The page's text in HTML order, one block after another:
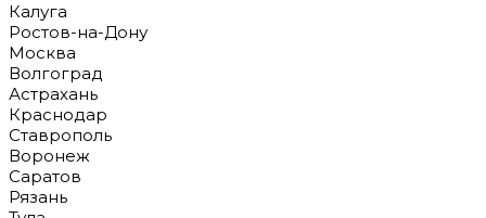
Калуга
Ростов-на-Дону
Москва
Волгоград
Астрахань
Краснодар
Ставрополь
Воронеж
Саратов
Рязань